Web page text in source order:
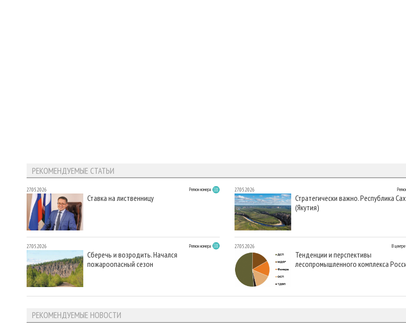
РЕКОМЕНДУЕМЫЕ СТАТЬИ
27.05.2026 Регион номера
Ставка на лиственницу
27.05.2026 Регион номера
Сберечь и возродить. Начался
пожароопасный сезон
27.05.2026
Стратегически важно. Республика
(Якутия)
27.05.2026 В центре
Тенденции и перспективы
лесопромышленного комплекса
РЕКОМЕНДУЕМЫЕ НОВОСТИ